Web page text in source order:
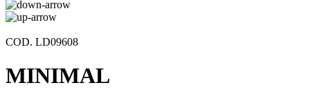
COD. LD09608
MINIMAL